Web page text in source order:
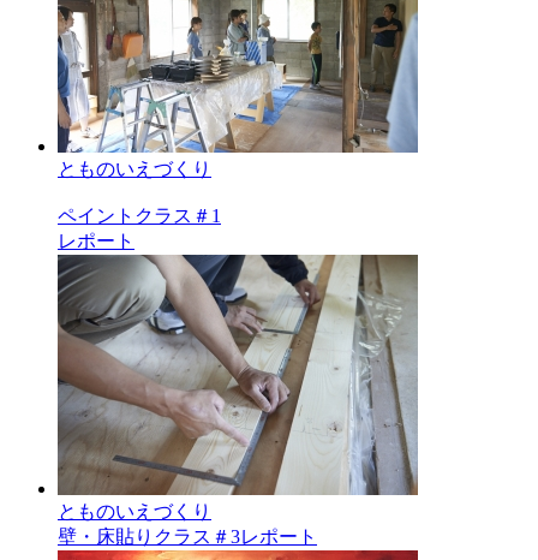
とものいえづくり
ペイントクラス＃1
レポート
とものいえづくり
壁・床貼りクラス＃3レポート